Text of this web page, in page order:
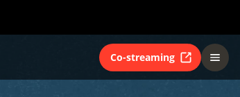
Co-streaming